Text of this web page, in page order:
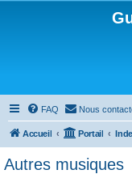
FAQ Nous
Accueil Portail
Autres musiques